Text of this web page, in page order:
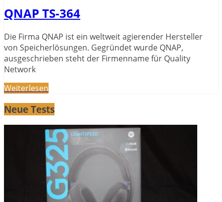
QNAP TS-364
Die Firma QNAP ist ein weltweit agierender Hersteller
von Speicherlösungen. Gegründet wurde QNAP,
ausgeschrieben steht der Firmenname für Quality
Network
Weiterlesen
Neue Tests